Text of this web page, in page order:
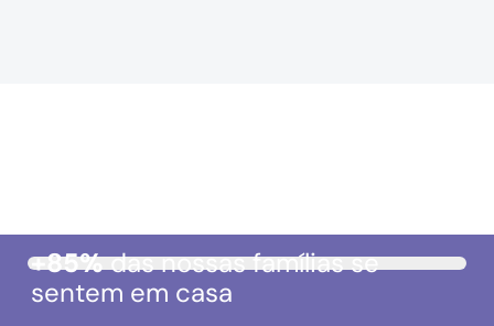
+85%das nossas famílias se
sentem em casa